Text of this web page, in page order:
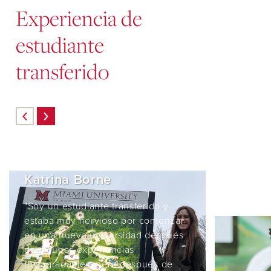
Experiencia de
estudiante
transferido
carousel
content
Katrina Borne
"Soy un estudiante transferido y
estaba muy nervioso por comenzar
en una nueva universidad después
de algunas experiencias
desagradables, pero después de